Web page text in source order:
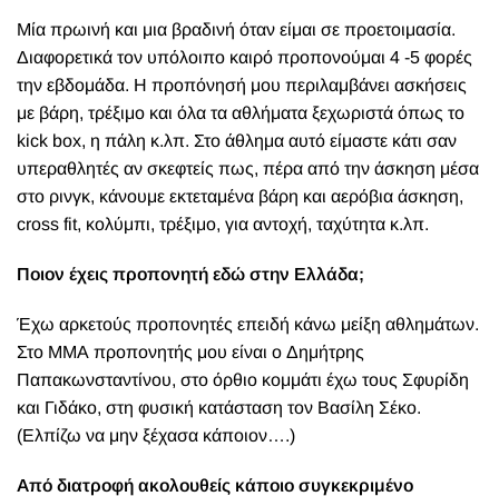
Μία πρωινή και μια βραδινή όταν είμαι σε προετοιμασία.
Διαφορετικά τον υπόλοιπο καιρό προπονούμαι 4 -5 φορές
την εβδομάδα. Η προπόνησή μου περιλαμβάνει ασκήσεις
με βάρη, τρέξιμο και όλα τα αθλήματα ξεχωριστά όπως το
kick box, η πάλη κ.λπ. Στο άθλημα αυτό είμαστε κάτι σαν
υπεραθλητές αν σκεφτείς πως, πέρα από την άσκηση μέσα
στο ρινγκ, κάνουμε εκτεταμένα βάρη και αερόβια άσκηση,
cross fit, κολύμπι, τρέξιμο, για αντοχή, ταχύτητα κ.λπ.
Ποιον έχεις προπονητή εδώ στην Ελλάδα;
Έχω αρκετούς προπονητές επειδή κάνω μείξη αθλημάτων.
Στο ΜΜΑ προπονητής μου είναι ο Δημήτρης
Παπακωνσταντίνου, στο όρθιο κομμάτι έχω τους Σφυρίδη
και Γιδάκο, στη φυσική κατάσταση τον Βασίλη Σέκο.
(Ελπίζω να μην ξέχασα κάποιον….)
Από διατροφή ακολουθείς κάποιο συγκεκριμένο